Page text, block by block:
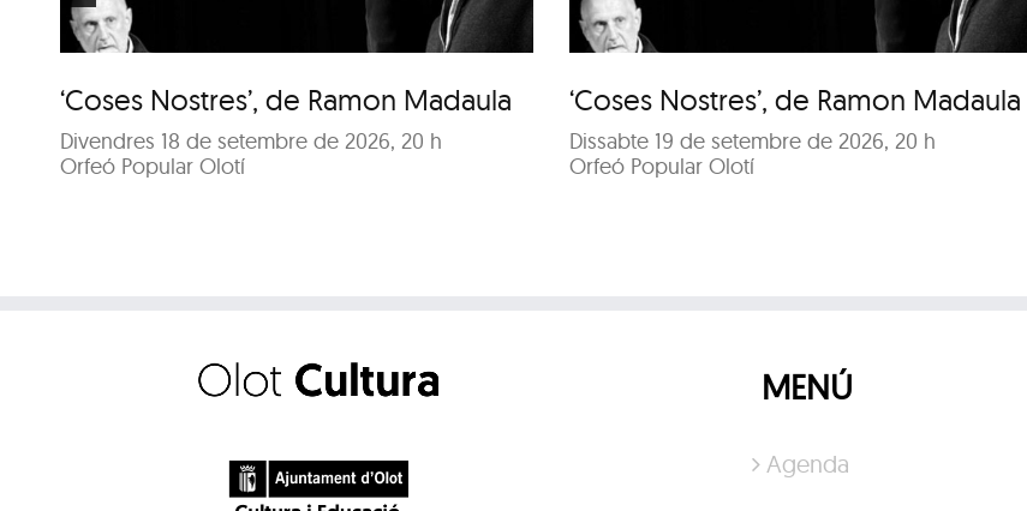
‘Coses Nostres’, de Ramon Madaula
Divendres 18 de setembre de 2026, 20 h
Orfeó Popular Olotí
‘Coses Nostres’, de Ramon Madaula
Dissabte 19 de setembre de 2026, 20 h
Orfeó Popular Olotí
MENÚ
Agenda